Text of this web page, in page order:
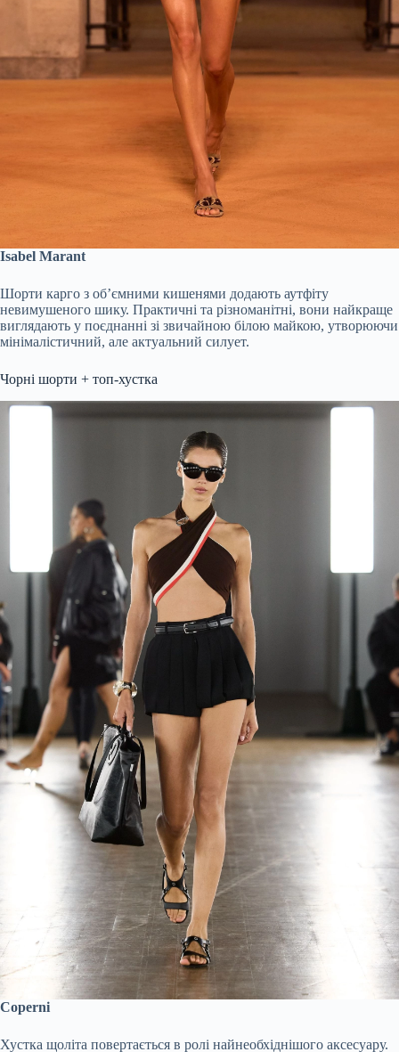
Isabel Marant
Шорти карго з об’ємними кишенями додають аутфіту
невимушеного шику. Практичні та різноманітні, вони найкраще
виглядають у поєднанні зі звичайною білою майкою, утворюючи
мінімалістичний, але актуальний силует.
Чорні шорти + топ-хустка
Coperni
Хустка щоліта повертається в ролі найнеобхіднішого аксесуару.